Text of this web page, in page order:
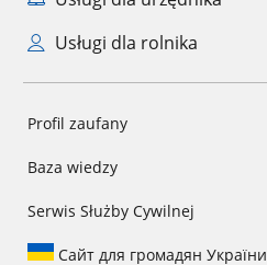
Usługi dla rolnika
Profil zaufany
Baza wiedzy
Serwis Służby Cywilnej
Сайт для громадян України